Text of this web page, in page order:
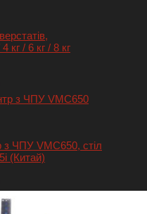
кг / 6 кг / 8 кг
з ЧПУ VMC650, стіл
(Китай)